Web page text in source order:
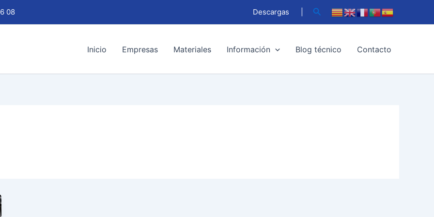
08 Descargas Buscar
Inicio Empresas Materiales Información Blog técnico Contacto